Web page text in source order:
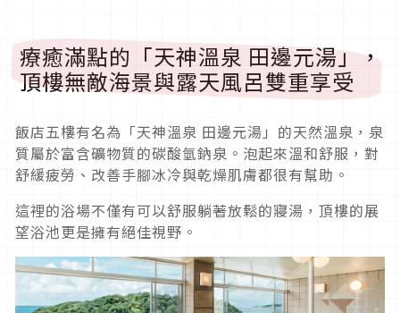
療癒滿點的「天神溫泉 田邊元湯」，
頂樓無敵海景與露天風呂雙重享受
飯店五樓有名為「天神溫泉 田邊元湯」的天然溫泉，泉
質屬於富含礦物質的碳酸氫鈉泉。泡起來溫和舒服，對
舒緩疲勞、改善手腳冰冷與乾燥肌膚都很有幫助。
這裡的浴場不僅有可以舒服躺著放鬆的寢湯，頂樓的展
望浴池更是擁有絕佳視野。